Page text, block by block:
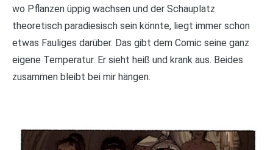
wo Pflanzen üppig wachsen und der Schauplatz
theoretisch paradiesisch sein könnte, liegt immer schon
etwas Fauliges darüber. Das gibt dem Comic seine ganz
eigene Temperatur. Er sieht heiß und krank aus. Beides
zusammen bleibt bei mir hängen.